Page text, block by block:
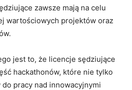
zawsze mają na celu
wartościowych projektów​ oraz
jest to, że licencje sędziujące
hackathonów, które nie tylko
pracy nad innowacyjnymi